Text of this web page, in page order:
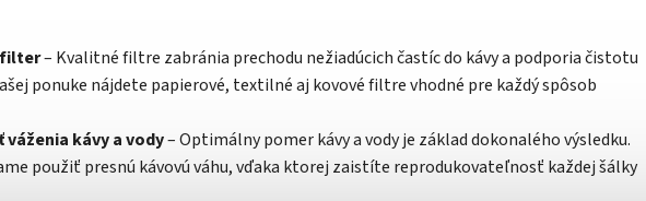
filter– Kvalitné filtre zabránia prechodu nežiadúcich častíc do kávy a podporia čistotu
ponuke nájdete papierové, textilné aj kovové filtre vhodné pre každý spôsob
váženia kávy a vody– Optimálny pomer kávy a vody je základ dokonalého výsledku.
použiť presnú kávovú váhu, vďaka ktorej zaistíte reprodukovateľnosť každej šálky